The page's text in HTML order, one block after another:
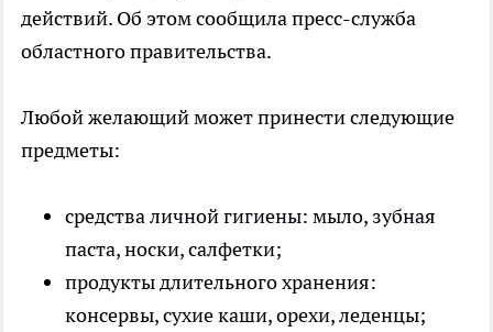
действий. Об этом сообщила пресс-служба
областного правительства.
Любой желающий может принести следующие
предметы:
средства личной гигиены: мыло, зубная
паста, носки, салфетки;
продукты длительного хранения:
консервы, сухие каши, орехи, леденцы;